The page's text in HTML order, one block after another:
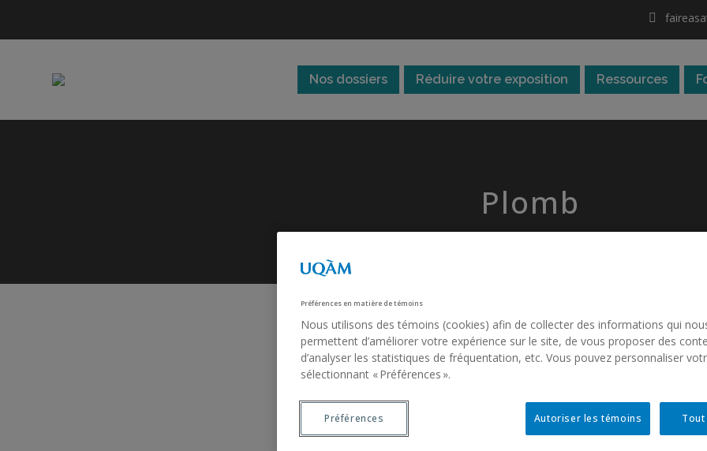
Nos dossiers Réduire votre exposition Ressources
Plomb
Préférences en matière de témoins
Nous utilisons des témoins (cookies) afin de collecter des informations qui
permettent d’améliorer votre expérience sur le site, de vous proposer des
d’analyser les statistiques de fréquentation, etc. Vous pouvez personnaliser
sélectionnant « Préférences ».
Autoriser les témoins
Préférences